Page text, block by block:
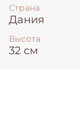
Страна
Дания
Высота
32 см